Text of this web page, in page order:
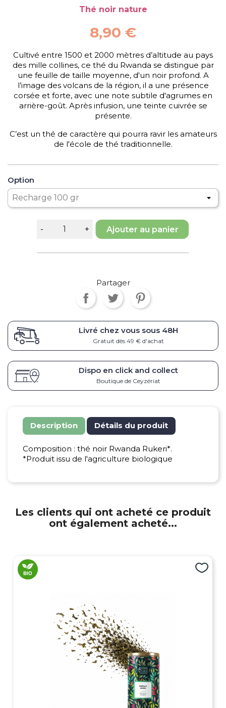
Thé noir nature
8,90 €
Cultivé entre 1500 et 2000 mètres d’altitude au pays
des mille collines, ce thé du Rwanda se distingue par
une feuille de taille moyenne, d'un noir profond. A
l’image des volcans de la région, il a une présence
corsée et forte, avec une note subtile d'agrumes en
arrière-goût. Après infusion, une teinte cuivrée se
présente.
C’est un thé de caractère qui pourra ravir les amateurs
de l'école de thé traditionnelle.
Option
Ajouter au panier
Partager
Livré chez vous sous 48H
Gratuit dès 49 € d'achat
Dispo en click and collect
Boutique de Ceyzériat
Description Détails du produit
Composition : thé noir Rwanda Rukeri*.
*Produit issu de l'agriculture biologique
Les clients qui ont acheté ce produit
ont également acheté...